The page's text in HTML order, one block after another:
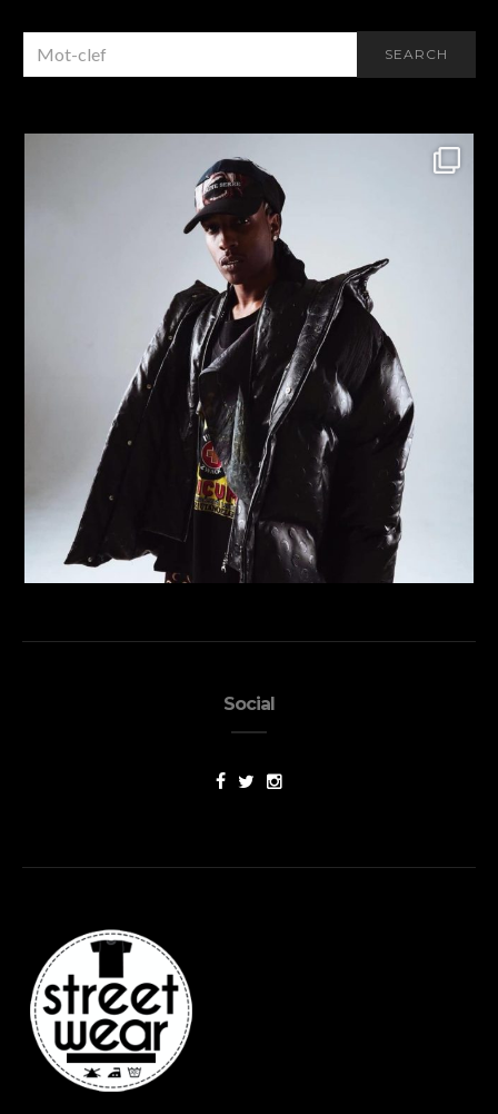
FOR:
SEARCH
Social